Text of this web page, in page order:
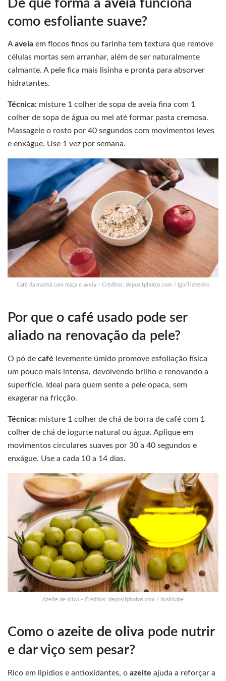
De que forma a aveia funciona
como esfoliante suave?
Aaveia em flocos finos ou farinha tem textura que remove
células mortas sem arranhar, além de ser naturalmente
calmante. A pele fica mais lisinha e pronta para absorver
hidratantes.
Técnica: misture 1 colher de sopa de aveia fina com 1
colher de sopa de água ou mel até formar pasta cremosa.
Massageie o rosto por 40 segundos com movimentos leves
e enxágue. Use 1 vez por semana.
Café da manhã com maça e aveia – Créditos: depositphotos.com / IgorTishenko
Por que o café usado pode ser
aliado na renovação da pele?
O pó de café levemente úmido promove esfoliação física
um pouco mais intensa, devolvendo brilho e renovando a
superfície. Ideal para quem sente a pele opaca, sem
exagerar na fricção.
Técnica: misture 1 colher de chá de borra de café com 1
colher de chá de iogurte natural ou água. Aplique em
movimentos circulares suaves por 30 a 40 segundos e
enxágue. Use a cada 10 a 14 dias.
Azeite de oliva – Créditos: depositphotos.com / duskbabe
Como o azeite de oliva pode nutrir
e dar viço sem pesar?
Rico em lipídios e antioxidantes, o azeite ajuda a reforçar a